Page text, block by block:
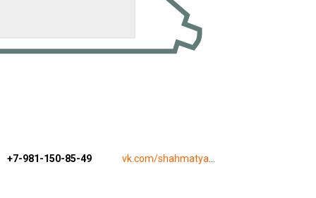
+7-981-150-85-49